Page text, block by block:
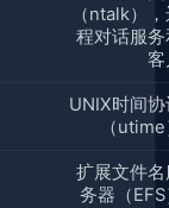
（ntalk）
程对话服务
客
UNIX时间
（
扩展文件名
务器（